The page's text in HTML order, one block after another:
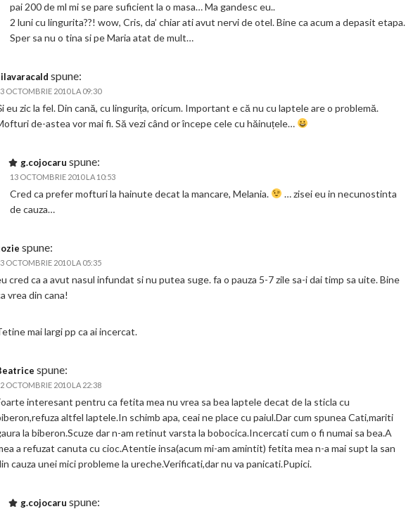
pai 200 de ml mi se pare suficient la o masa… Ma gandesc eu..
2 luni cu lingurita??! wow, Cris, da’ chiar ati avut nervi de otel. Bine ca acum a depasit etapa.
Sper sa nu o tina si pe Maria atat de mult…
spune:
OCTOMBRIE 2010 LA 09:30
eu zic la fel. Din cană, cu lingurița, oricum. Important e că nu cu laptele are o problemă.
de-astea vor mai fi. Să vezi când or începe cele cu hăinuțele…
g.cojocaru spune:
13 OCTOMBRIE 2010 LA 10:53
Cred ca prefer mofturi la hainute decat la mancare, Melania.
… zisei eu in necunostinta
de cauza…
spune:
OCTOMBRIE 2010 LA 05:35
cred ca a avut nasul infundat si nu putea suge. fa o pauza 5-7 zile sa-i dai timp sa uite. Bine
vrea din cana!
mai largi pp ca ai incercat.
spune:
OCTOMBRIE 2010 LA 22:38
interesant pentru ca fetita mea nu vrea sa bea laptele decat de la sticla cu
altfel laptele.In schimb apa, ceai ne place cu paiul.Dar cum spunea Cati,mariti
la biberon.Scuze dar n-am retinut varsta la bobocica.Incercati cum o fi numai sa bea.A
a refuzat canuta cu cioc.Atentie insa(acum mi-am amintit) fetita mea n-a mai supt la san
cauza unei mici probleme la ureche.Verificati,dar nu va panicati.Pupici.
g.cojocaru spune: